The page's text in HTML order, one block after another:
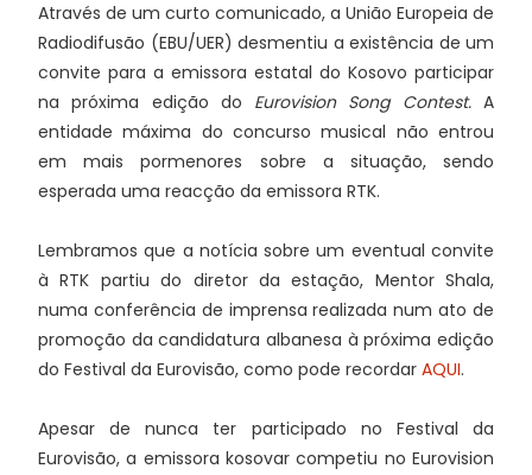
Através de um curto comunicado, a União Europeia de
Radiodifusão (EBU/UER) desmentiu a existência de um
convite para a emissora estatal do Kosovo participar
na próxima edição do Eurovision Song Contest.A
entidade máxima do concurso musical não entrou
em mais pormenores sobre a situação, sendo
esperada uma reacção da emissora RTK.
Lembramos que a notícia sobre um eventual convite
à RTK partiu do diretor da estação, Mentor Shala,
numa conferência de imprensa realizada num ato de
promoção da candidatura albanesa à próxima edição
do Festival da Eurovisão, como pode recordar AQUI.
Apesar de nunca ter participado no Festival da
Eurovisão, a emissora kosovar competiu no Eurovision